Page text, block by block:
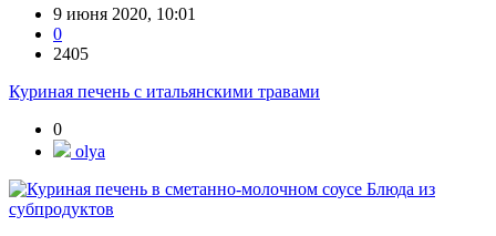
9 июня 2020, 10:01
0
2405
Куриная печень с итальянскими травами
0
olya
Блюда из
субпродуктов